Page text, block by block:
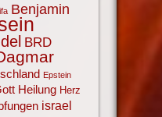
Benjamin
BRD
Epstein
Heilung Herz
israel